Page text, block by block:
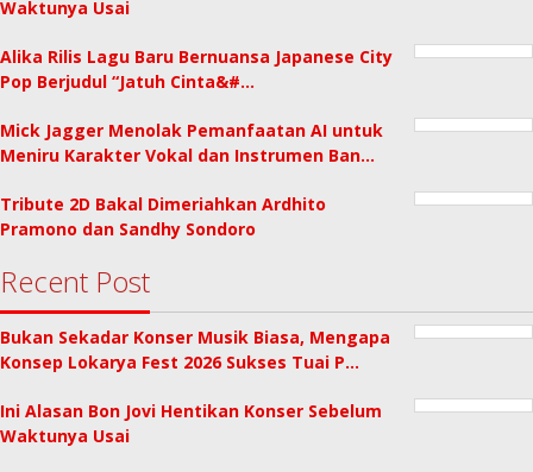
Waktunya Usai
Alika Rilis Lagu Baru Bernuansa Japanese City
Pop Berjudul “Jatuh Cinta&#…
Mick Jagger Menolak Pemanfaatan AI untuk
Meniru Karakter Vokal dan Instrumen Ban…
Tribute 2D Bakal Dimeriahkan Ardhito
Pramono dan Sandhy Sondoro
Recent Post
Bukan Sekadar Konser Musik Biasa, Mengapa
Konsep Lokarya Fest 2026 Sukses Tuai P…
Ini Alasan Bon Jovi Hentikan Konser Sebelum
Waktunya Usai